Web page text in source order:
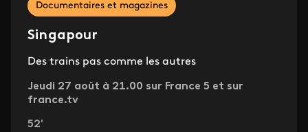
Documentaires et magazines
Singapour
Des trains pas comme les autres
Jeudi 27 août à 21.00 sur France 5 et sur
france.tv
52'